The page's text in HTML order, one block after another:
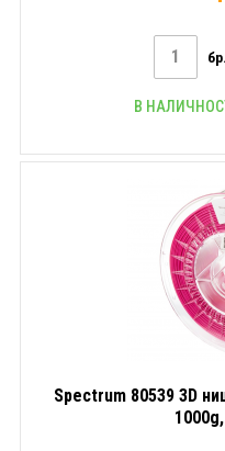
бр.
В
Spectrum 80539 3D